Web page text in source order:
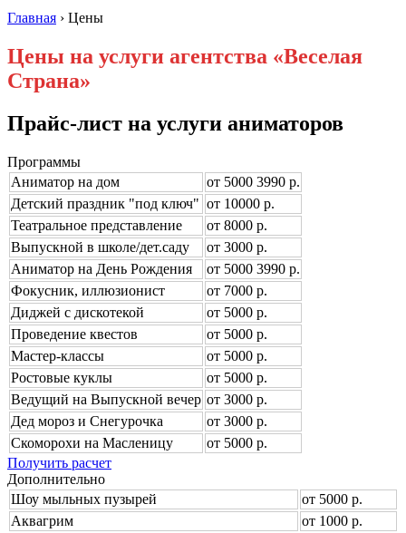
Главная › Цены
Цены на услуги агентства «Веселая
Страна»
Прайс-лист на услуги аниматоров
Программы
Аниматор на дом
от 5000 3990 р.
Детский праздник "под ключ" от 10000 р.
Театральное представление
от 8000 р.
Выпускной в школе/дет.саду
от 3000 р.
Аниматор на День Рождения
от 5000 3990 р.
Фокусник, иллюзионист
от 7000 р.
Диджей с дискотекой
от 5000 р.
Проведение квестов
от 5000 р.
Мастер-классы
от 5000 р.
Ростовые куклы
от 5000 р.
Ведущий на Выпускной вечер от 3000 р.
Дед мороз и Снегурочка
от 3000 р.
Скоморохи на Масленицу
от 5000 р.
Получить расчет
Дополнительно
Шоу мыльных пузырей
от 5000 р.
Аквагрим
от 1000 р.